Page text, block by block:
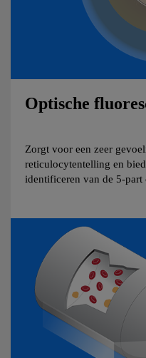
Optische
Zorgt voor een zeer
reticulocytentelling en
identificeren van de 5-